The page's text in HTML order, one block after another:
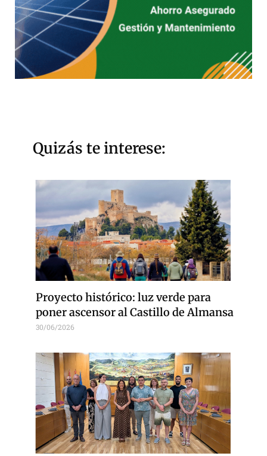
Quizás te interese:
Proyecto histórico: luz verde para
poner ascensor al Castillo de Almansa
30/06/2026